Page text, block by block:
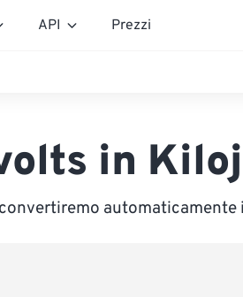
API Prezzi
in
automaticamente